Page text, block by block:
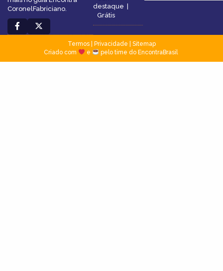
CoronelFabriciano.
destaque
Grátis
Termos| Privacidade
Sitemap
Criado com
e pelo time do EncontraBrasil